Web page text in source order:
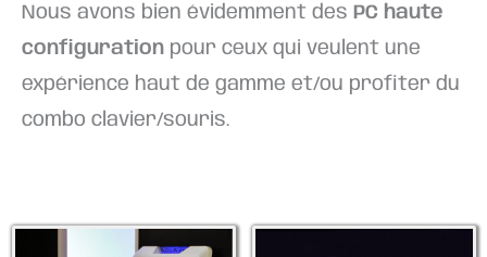
Nous avons bien évidemment des PC haute
configuration pour ceux qui veulent une
expérience haut de gamme et/ou profiter du
combo clavier/souris.